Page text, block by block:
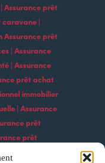
Assurance prêt
|
Assurance prêt
| Assurance
| Assurance
prêt achat
immobilier
| Assurance
prêt
prêt